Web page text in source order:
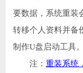
要数据，系统重装
转移个人资料并备
制作U盘启动工具。
注： 重装系统